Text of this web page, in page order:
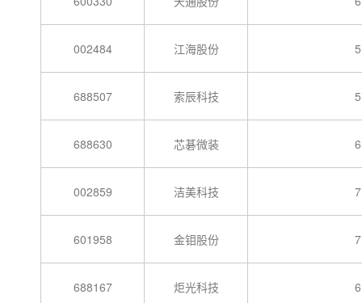
002484 江海股份 5
688507 索辰科技 5
688630 芯碁微装 6
002859 洁美科技 7
601958 金钼股份 7
688167 炬光科技 6